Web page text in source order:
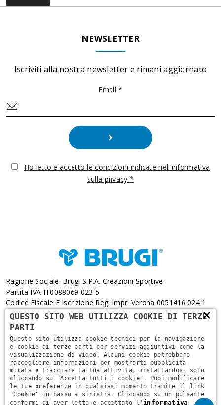
NEWSLETTER
Iscriviti alla nostra newsletter e rimani aggiornato
Email *
Ho letto e accetto le condizioni indicate nell'informativa
sulla privacy *
Ragione Sociale: Brugi S.p.A. Creazioni Sportive
Partita IVA IT0088069 023 5
Codice Fiscale E Iscrizione Reg. Impr. Verona 0051416 024 1
REA 166179 Verona -Cap. Soc. € 10.000.000 I.v. - Posiz.
Meccanogr. VR 002505
Via L. Pasteur, 6 - 37135 - Verona
+39 045 829 9111
×
QUESTO SITO WEB UTILIZZA COOKIE DI TERZE
PARTI
Questo sito utilizza cookie tecnici per la navigazione
e cookie di terze parti per servizi aggiuntivi come la
visualizzazione di video. Alcuni cookie potrebbero
raccogliere informazioni per mostrarti pubblicità
mirata e tracciare la tua attività, installandosi solo
cliccando su "Accetta tutti i cookie". Puoi modificare
le tue preferenze in qualsiasi momento tramite il link
"Cookie" in basso a sinistra. Cliccando su un pulsante
confermi di aver letto e accettato l'informativa